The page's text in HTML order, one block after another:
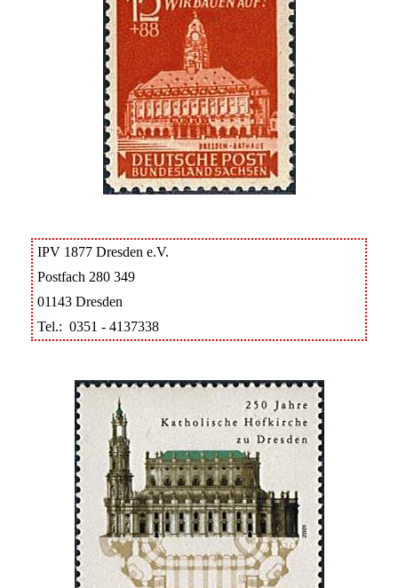
IPV 1877 Dresden e.V.
Postfach 280 349
01143 Dresden
Tel.: 0351 - 4137338